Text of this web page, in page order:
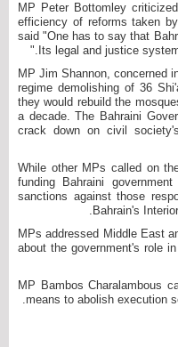
MP Peter Bottomley
efficiency of reforms taken
said "One has to say that
Its legal and justice
MP Jim Shannon, concerned
regime demolishing of 36
they would rebuild the
a decade. The Bahraini
crack down on civil
While other MPs called on
funding Bahraini
sanctions against those
Bahrain's
MPs addressed Middle East
about the government's role
MP Bambos Charalambous
means to abolish execution